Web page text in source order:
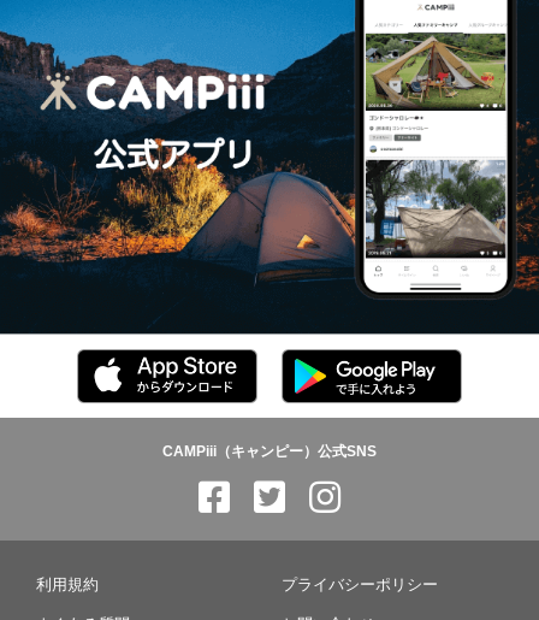
CAMPiii（キャンピー）公式SNS
利用規約 プライバシーポリシー